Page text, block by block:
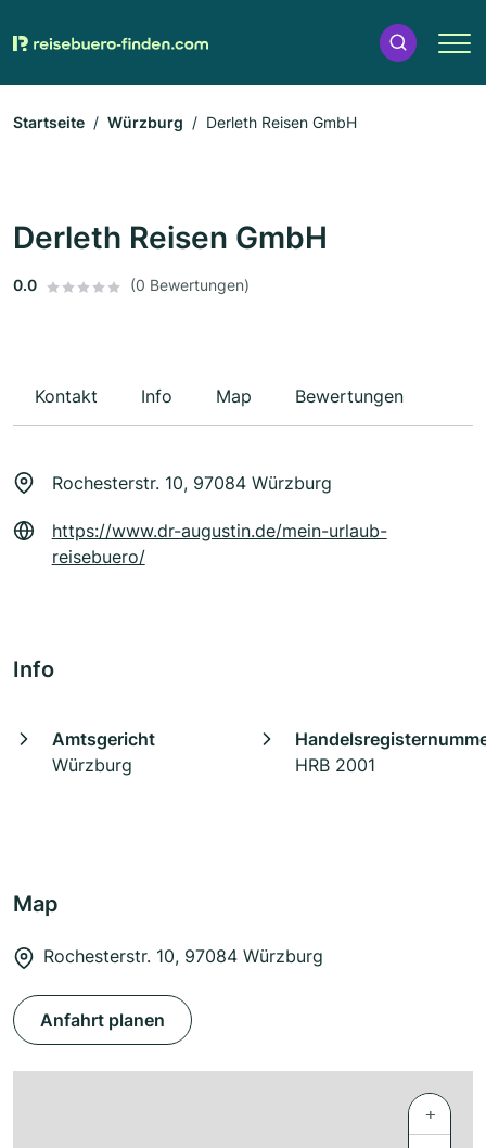
Startseite Würzburg Derleth Reisen GmbH
Derleth Reisen GmbH
0.0 (0 Bewertungen)
Kontakt Info Map Bewertungen
Rochesterstr. 10, 97084 Würzburg
https://www.dr-augustin.de/mein-urlaub-
reisebuero/
Info
Amtsgericht
Würzburg
HRB 2001
Map
Rochesterstr. 10, 97084 Würzburg
Anfahrt planen
+